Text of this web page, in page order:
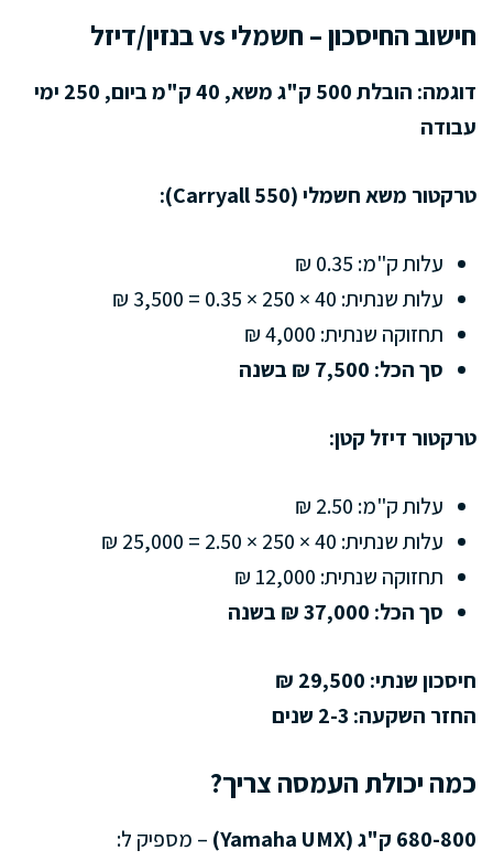
חישוב החיסכון – חשמלי vs בנזין/דיזל
דוגמה: הובלת 500 ק"ג משא, 40 ק"מ ביום, 250 ימי
עבודה
טרקטור משא חשמלי (Carryall 550):
עלות ק"מ: 0.35 ₪
עלות שנתית: 40 × 250 × 0.35 = 3,500 ₪
תחזוקה שנתית: 4,000 ₪
סך הכל: 7,500 ₪ בשנה
טרקטור דיזל קטן:
עלות ק"מ: 2.50 ₪
עלות שנתית: 40 × 250 × 2.50 = 25,000 ₪
תחזוקה שנתית: 12,000 ₪
סך הכל: 37,000 ₪ בשנה
חיסכון שנתי: 29,500 ₪
החזר השקעה: 2-3 שנים
כמה יכולת העמסה צריך?
680-800 ק"ג (Yamaha UMX) – מספיק ל: